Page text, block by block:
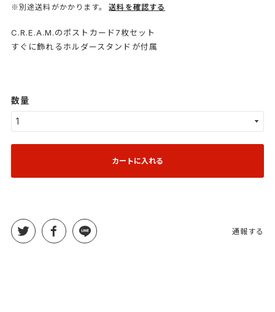
※別途送料がかかります。 送料を確認する
C.R.E.A.M.のポストカード7枚セット
すぐに飾れるホルダースタンドが付属
数量
カートに入れる
通報する